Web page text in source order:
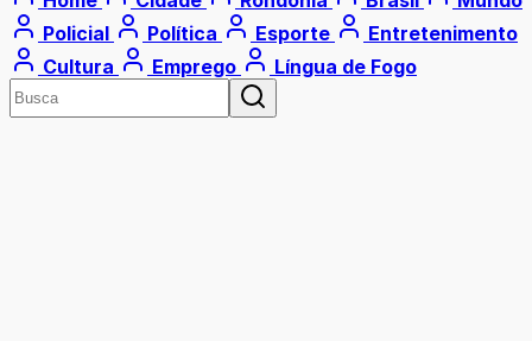
Policial
Política Esporte
Entretenimento
Cultura
Emprego Língua de Fogo